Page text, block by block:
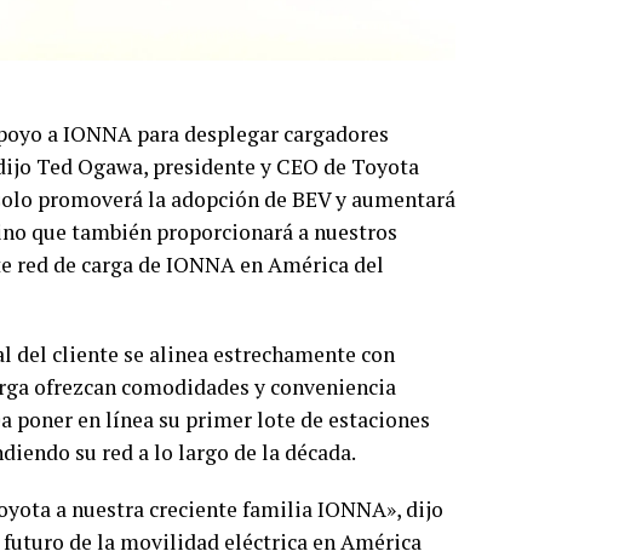
a IONNA para desplegar cargadores
Ted Ogawa, presidente y CEO de Toyota
promoverá la adopción de BEV y aumentará
que también proporcionará a nuestros
red de carga de IONNA en América del
del cliente se alinea estrechamente con
ofrezcan comodidades y conveniencia
poner en línea su primer lote de estaciones
su red a lo largo de la década.
a nuestra creciente familia IONNA», dijo
futuro de la movilidad eléctrica en América